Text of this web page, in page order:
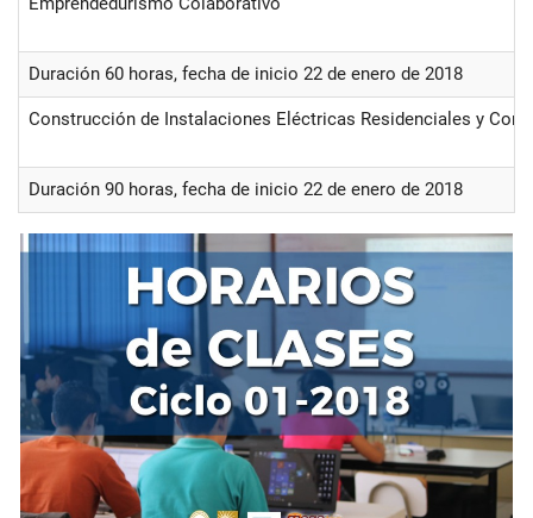
Duración 60 horas, fecha de inicio 22 de enero de 2018
Construcción de Instalaciones Eléctricas Residenciales y
Duración 90 horas, fecha de inicio 22 de enero de 2018